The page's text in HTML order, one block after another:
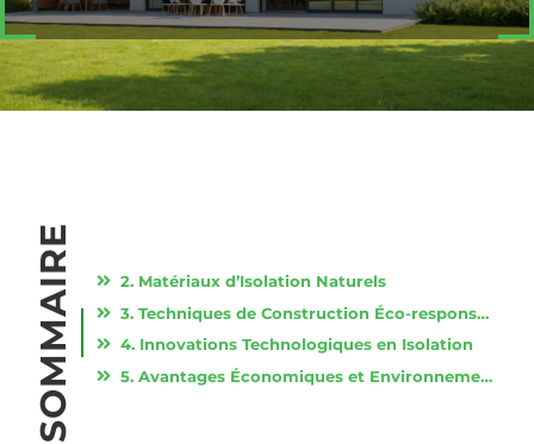
SOMMAIRE
2. Matériaux d’Isolation Naturels
3. Techniques de Construction Éco-responsables
4. Innovations Technologiques en Isolation
5. Avantages Économiques et Environnementaux